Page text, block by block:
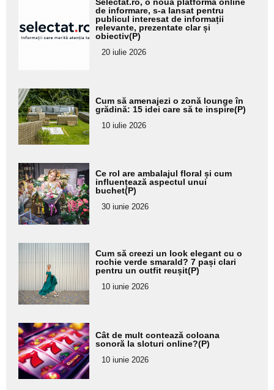
pentru
subtitlu
de informare, s-a lansat pentru
publicul interesat de informații
relevante, prezentate clar și
obiectiv(P)
20 iulie 2026
Adaugă
aici textul
pentru
subtitlu
Cum să amenajezi o zonă lounge în
grădină: 15 idei care să te inspire(P)
10 iulie 2026
Adaugă
aici textul
pentru
subtitlu
Ce rol are ambalajul floral și cum
influențează aspectul unui
buchet(P)
30 iunie 2026
Adaugă
aici textul
pentru
subtitlu
Cum să creezi un look elegant cu o
rochie verde smarald? 7 pași clari
pentru un outfit reușit(P)
10 iunie 2026
Adaugă
aici textul
pentru
subtitlu
Cât de mult contează coloana
sonoră la sloturi online?(P)
10 iunie 2026